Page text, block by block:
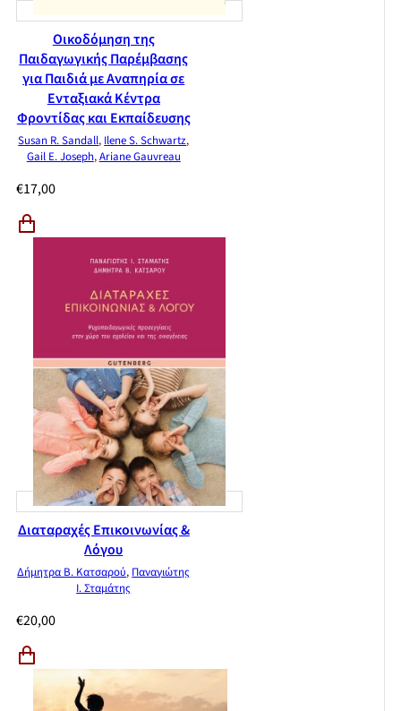
Οικοδόμηση της
Παιδαγωγικής Παρέμβασης
για Παιδιά με Αναπηρία σε
Ενταξιακά Κέντρα
Φροντίδας και Εκπαίδευσης
Susan R. Sandall, Ilene S. Schwartz,
Gail E. Joseph,Ariane Gauvreau
€17,00
Διαταραχές Επικοινωνίας &
Λόγου
Δήμητρα Β. Κατσαρού, Παναγιώτης
Ι. Σταμάτης
€20,00